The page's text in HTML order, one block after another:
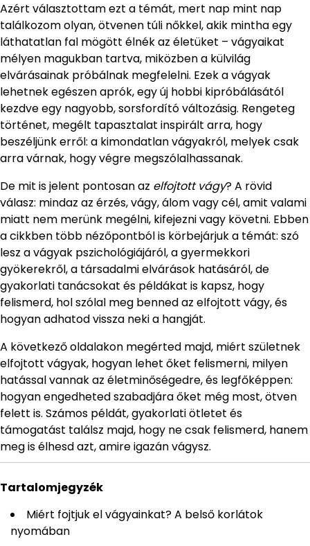
Azért választottam ezt a témát, mert nap mint nap
találkozom olyan, ötvenen túli nőkkel, akik mintha egy
láthatatlan fal mögött élnék az életüket – vágyaikat
mélyen magukban tartva, miközben a külvilág
elvárásainak próbálnak megfelelni. Ezek a vágyak
lehetnek egészen aprók, egy új hobbi kipróbálásától
kezdve egy nagyobb, sorsfordító változásig. Rengeteg
történet, megélt tapasztalat inspirált arra, hogy
beszéljünk erről: a kimondatlan vágyakról, melyek csak
arra várnak, hogy végre megszólalhassanak.
De mit is jelent pontosan az elfojtott vágy? A rövid
válasz: mindaz az érzés, vágy, álom vagy cél, amit valami
miatt nem merünk megélni, kifejezni vagy követni. Ebben
a cikkben több nézőpontból is körbejárjuk a témát: szó
lesz a vágyak pszichológiájáról, a gyermekkori
gyökerekről, a társadalmi elvárások hatásáról, de
gyakorlati tanácsokat és példákat is kapsz, hogy
felismerd, hol szólal meg benned az elfojtott vágy, és
hogyan adhatod vissza neki a hangját.
A következő oldalakon megérted majd, miért születnek
elfojtott vágyak, hogyan lehet őket felismerni, milyen
hatással vannak az életminőségedre, és legfőképpen:
hogyan engedheted szabadjára őket még most, ötven
felett is. Számos példát, gyakorlati ötletet és
támogatást találsz majd, hogy ne csak felismerd, hanem
meg is élhesd azt, amire igazán vágysz.
Tartalomjegyzék
Miért fojtjuk el vágyainkat? A belső korlátok
nyomában